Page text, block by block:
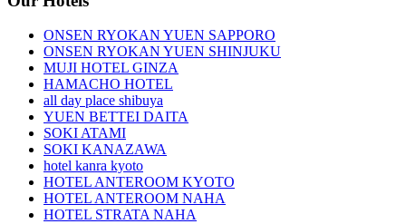
ONSEN RYOKAN YUEN SAPPORO
ONSEN RYOKAN YUEN SHINJUKU
MUJI HOTEL GINZA
HAMACHO HOTEL
all day place shibuya
YUEN BETTEI DAITA
SOKI ATAMI
SOKI KANAZAWA
hotel kanra kyoto
HOTEL ANTEROOM KYOTO
HOTEL ANTEROOM NAHA
HOTEL STRATA NAHA